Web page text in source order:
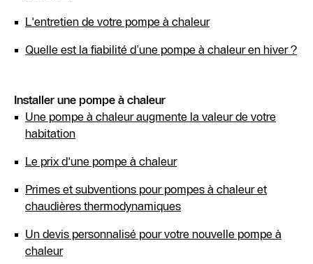
L'entretien de votre pompe à chaleur
Quelle est la fiabilité d’une pompe à chaleur en hiver ?
Installer une pompe à chaleur
Une pompe à chaleur augmente la valeur de votre
habitation
Le prix d'une pompe à chaleur
Primes et subventions pour pompes à chaleur et
chaudières thermodynamiques
Un devis personnalisé pour votre nouvelle pompe à
chaleur